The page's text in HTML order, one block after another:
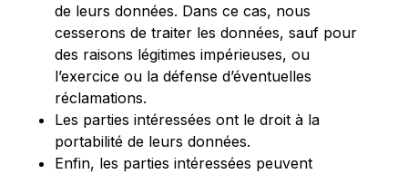
de leurs données. Dans ce cas, nous
cesserons de traiter les données, sauf pour
des raisons légitimes impérieuses, ou
l’exercice ou la défense d’éventuelles
réclamations.
Les parties intéressées ont le droit à la
portabilité de leurs données.
Enfin, les parties intéressées peuvent